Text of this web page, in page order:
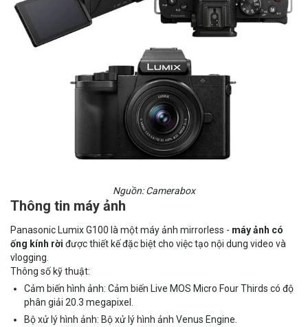
Nguồn: Camerabox
Thông tin máy ảnh
Panasonic Lumix G100 là một máy ảnh mirrorless - máy ảnh có
ống kính rời được thiết kế đặc biệt cho việc tạo nội dung video và
vlogging.
Thông số kỹ thuật:
Cảm biến hình ảnh: Cảm biến Live MOS Micro Four Thirds có độ
phân giải 20.3 megapixel.
Bộ xử lý hình ảnh: Bộ xử lý hình ảnh Venus Engine.